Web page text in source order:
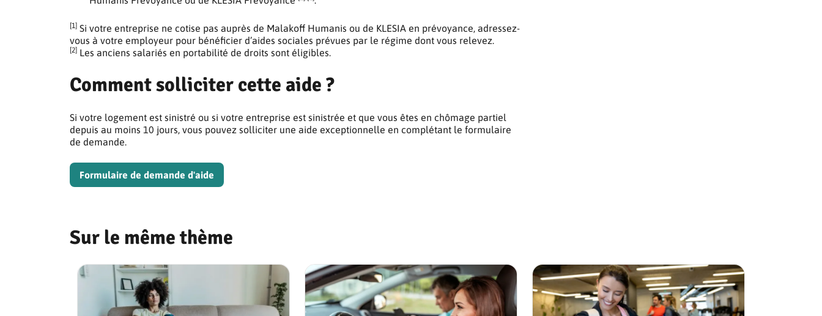
[1] Si votre entreprise ne cotise pas auprès de Malakoff Humanis ou de KLESIA en prévoyance, adressez-
vous à votre employeur pour bénéficier d’aides sociales prévues par le régime dont vous relevez.
[2] Les anciens salariés en portabilité de droits sont éligibles.
Comment solliciter cette aide ?
Si votre logement est sinistré ou si votre entreprise est sinistrée et que vous êtes en chômage partiel
depuis au moins 10 jours, vous pouvez solliciter une aide exceptionnelle en complétant le formulaire
de demande.
Formulaire de demande d'aide
Sur le même thème